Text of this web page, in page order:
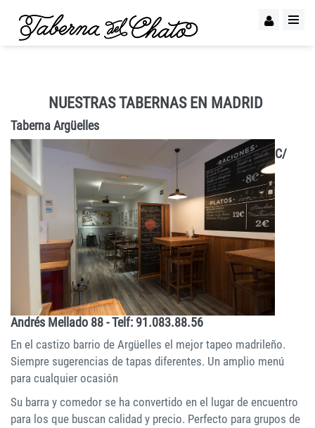
NUESTRAS TABERNAS EN MADRID
Taberna Argüelles
C/
Andrés Mellado 88 - Telf: 91.083.88.56
En el castizo barrio de Argüelles el mejor tapeo madrileño.
Siempre sugerencias de tapas diferentes. Un amplio menú
para cualquier ocasión
Su barra y comedor se ha convertido en el lugar de encuentro
para los que buscan calidad y precio. Perfecto para grupos de